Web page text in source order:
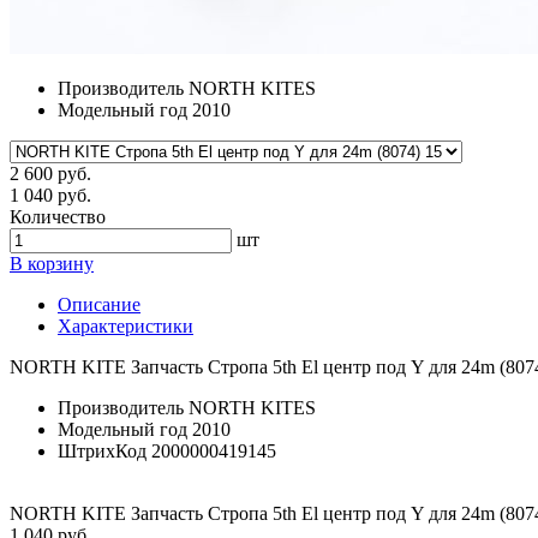
Производитель NORTH KITES
Модельный год 2010
2 600 руб.
1 040 руб.
Количество
шт
В корзину
Описание
Характеристики
NORTH KITE Запчасть Стропа 5th El центр под Y для 24m
Производитель NORTH KITES
Модельный год 2010
ШтрихКод 2000000419145
NORTH KITE Запчасть Стропа 5th El центр под Y для 24m